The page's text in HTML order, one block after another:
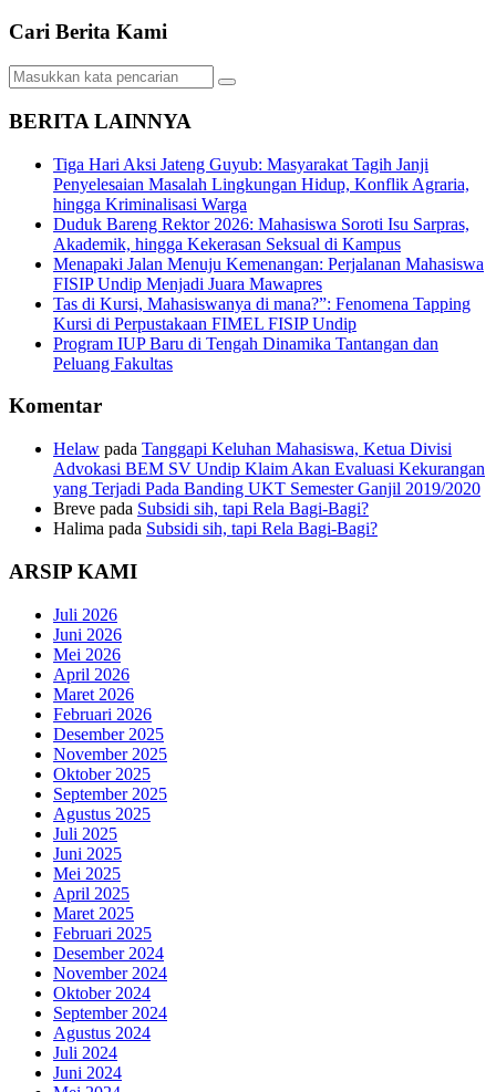
Cari Berita Kami
BERITA LAINNYA
Tiga Hari Aksi Jateng Guyub: Masyarakat Tagih Janji
Penyelesaian Masalah Lingkungan Hidup, Konflik Agraria,
hingga Kriminalisasi Warga
Duduk Bareng Rektor 2026: Mahasiswa Soroti Isu Sarpras,
Akademik, hingga Kekerasan Seksual di Kampus
Menapaki Jalan Menuju Kemenangan: Perjalanan Mahasiswa
FISIP Undip Menjadi Juara Mawapres
Tas di Kursi, Mahasiswanya di mana?”: Fenomena Tapping
Kursi di Perpustakaan FIMEL FISIP Undip
Program IUP Baru di Tengah Dinamika Tantangan dan
Peluang Fakultas
Komentar
Helaw pada Tanggapi Keluhan Mahasiswa, Ketua Divisi
Advokasi BEM SV Undip Klaim Akan Evaluasi Kekurangan
yang Terjadi Pada Banding UKT Semester Ganjil 2019/2020
Breve pada Subsidi sih, tapi Rela Bagi-Bagi?
Halima pada Subsidi sih, tapi Rela Bagi-Bagi?
ARSIP KAMI
Juli 2026
Juni 2026
Mei 2026
April 2026
Maret 2026
Februari 2026
Desember 2025
November 2025
Oktober 2025
September 2025
Agustus 2025
Juli 2025
Juni 2025
Mei 2025
April 2025
Maret 2025
Februari 2025
Desember 2024
November 2024
Oktober 2024
September 2024
Agustus 2024
Juli 2024
Juni 2024